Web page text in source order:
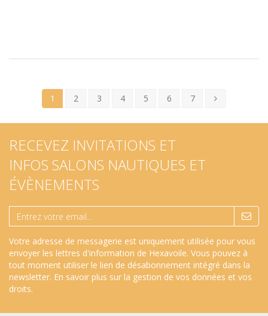
1 2 3 4 5 6 7
RECEVEZ INVITATIONS ET
INFOS SALONS NAUTIQUES ET
ÉVÈNEMENTS
Votre adresse de messagerie est uniquement utilisée pour vous
envoyer les lettres d'information de Hexavoile. Vous pouvez à
tout moment utiliser le lien de désabonnement intégré dans la
newsletter. En savoir plus sur la gestion de vos données et vos
droits.